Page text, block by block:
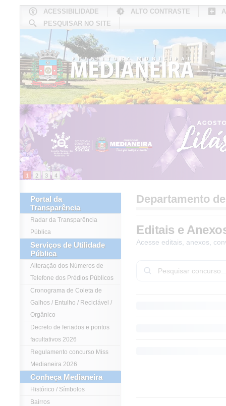
ACESSIBILIDADE ALTO CONTRASTE
PESQUISAR NO SITE
CONHEÇA MEDIANEIRA
1 2 3 4
Portal da
Transparência
Radar da Transparência
Pública
Serviços de Utilidade
Pública
Alteração dos Números de
Telefone dos Prédios Públicos
Cronograma de Coleta de
Galhos / Entulho / Reciclável /
Orgânico
Decreto de feriados e pontos
facultativos 2026
Regulamento concurso Miss
Medianeira 2026
Conheça Medianeira
Histórico / Símbolos
Bairros
Departamento
Editais e
Acesse editais, anexos,